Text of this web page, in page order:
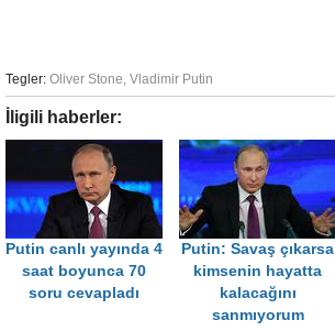
Tegler: Oliver Stone, Vladimir Putin
İligili haberler:
Putin canlı yayında 4
saat boyunca 70
soru cevapladı
Putin: Savaş çıkarsa
kimsenin hayatta
kalacağını
sanmıyorum